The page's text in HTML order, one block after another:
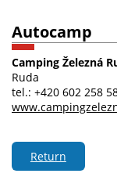
Autocamp
Camping Železná
Ruda
tel.: +420 602 258
Return